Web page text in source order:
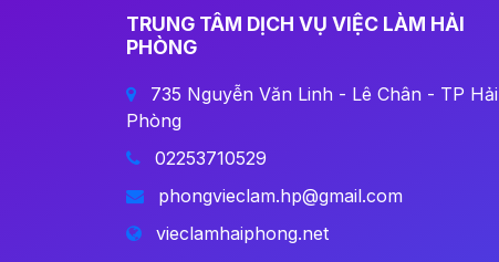
TRUNG TÂM DỊCH VỤ VIỆC LÀM HẢI
PHÒNG
735 Nguyễn Văn Linh - Lê Chân - TP Hải
Phòng
02253710529
phongvieclam.hp@gmail.com
vieclamhaiphong.net